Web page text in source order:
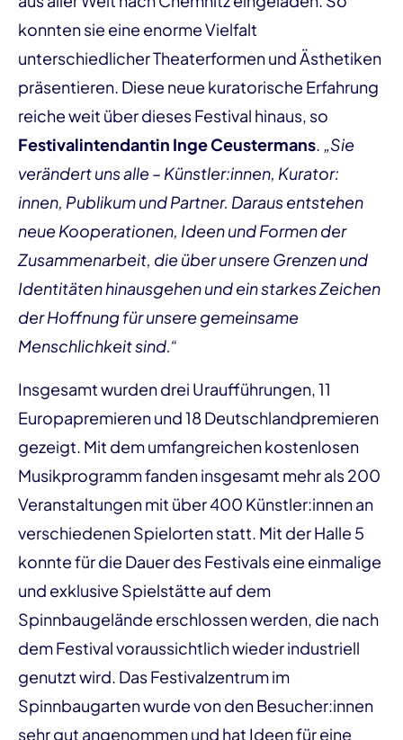
konnten sie eine enorme Vielfalt
unterschiedlicher Theaterformen und Ästhetiken
präsentieren. Diese neue kuratorische Erfahrung
reiche weit über dieses Festival hinaus, so
Festivalintendantin Inge Ceustermans. „Sie
verändert uns alle – Künstler:innen, Kurator:
innen, Publikum und Partner. Daraus entstehen
neue Kooperationen, Ideen und Formen der
Zusammenarbeit, die über unsere Grenzen und
Identitäten hinausgehen und ein starkes Zeichen
der Hoffnung für unsere gemeinsame
Menschlichkeit sind.“
Insgesamt wurden drei Uraufführungen, 11
Europapremieren und 18 Deutschlandpremieren
gezeigt. Mit dem umfangreichen kostenlosen
Musikprogramm fanden insgesamt mehr als 200
Veranstaltungen mit über 400 Künstler:innen an
verschiedenen Spielorten statt. Mit der Halle 5
konnte für die Dauer des Festivals eine einmalige
und exklusive Spielstätte auf dem
Spinnbaugelände erschlossen werden, die nach
dem Festival voraussichtlich wieder industriell
genutzt wird. Das Festivalzentrum im
Spinnbaugarten wurde von den Besucher:innen
sehr gut angenommen und hat Ideen für eine